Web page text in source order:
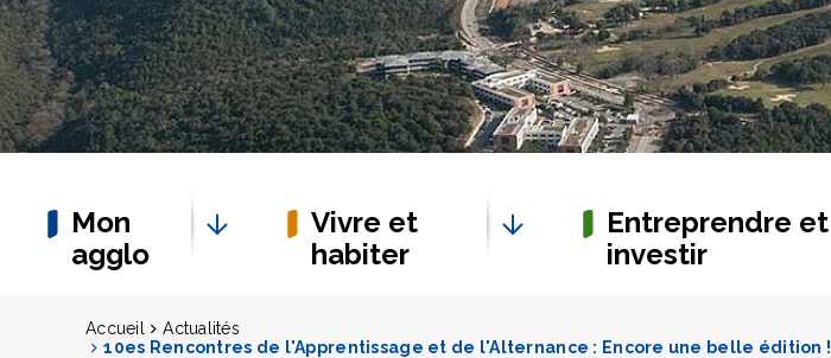
Mon
agglo
Vivre et
habiter
Entreprendre et
investir
Accueil
Actualités
10es Rencontres de l'Apprentissage et de l'Alternance : Encore une belle édition !